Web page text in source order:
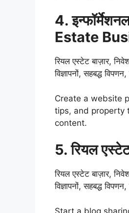
4.
Estate
रियल एस्टेट बाज़ार,
विज्ञापनों, सहबद्ध
Create a website
tips, and property
content.
5. रियल
रियल एस्टेट बाज़ार,
विज्ञापनों, सहबद्ध
Start a blog